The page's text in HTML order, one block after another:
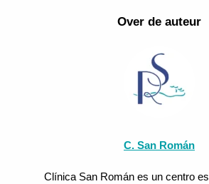
Over de auteur
C. San Román
Clínica San Román es un centro